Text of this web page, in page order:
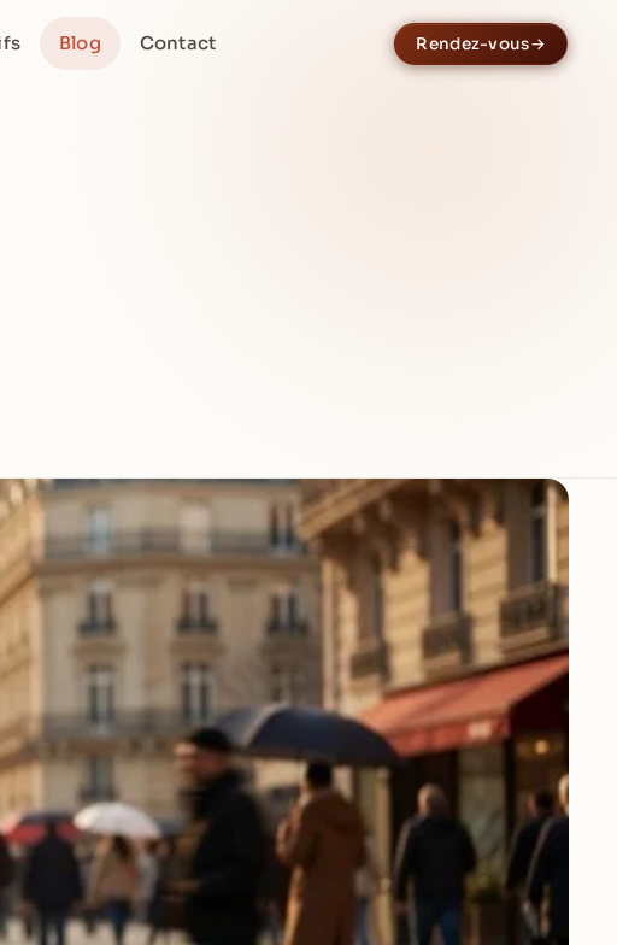
Blog Contact Rendez-vous→